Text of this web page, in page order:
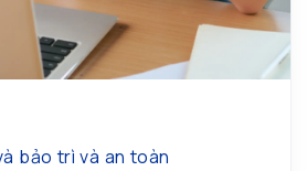
bảo trì và an toàn